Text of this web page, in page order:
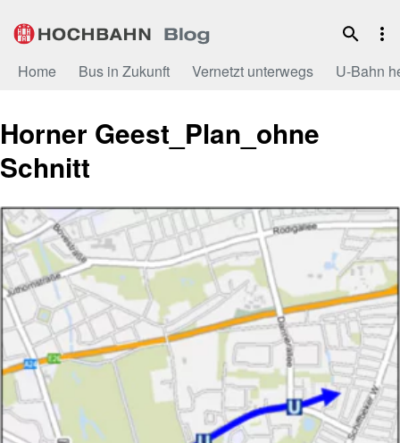
Inhalt
Home Bus in Zukunft Vernetzt unterwegs U-Bahn
Horner Geest_Plan_ohne
Schnitt